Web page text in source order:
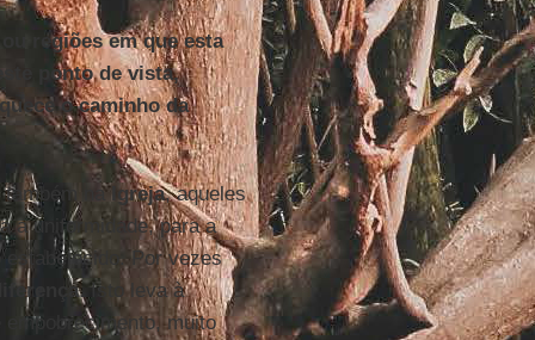
regiões em que esta
ponto de vista,
o caminho da
também naIgreja, aqueles
a uniformidade, para a
estabelecido. Por vezes
. Isto leva à
muito